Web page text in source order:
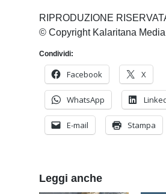
RIPRODUZIONE
© Copyright Kalaritana Media
Condividi:
Facebook X
WhatsApp
E-mail Stampa
Leggi anche